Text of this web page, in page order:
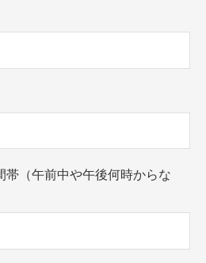
帯（午前中や午後何時からな